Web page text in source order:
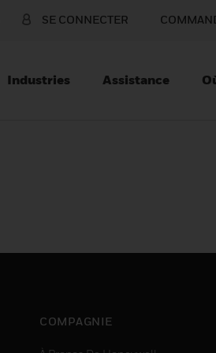
SE CONNECTER
Industries Assistance
COMPAGNIE